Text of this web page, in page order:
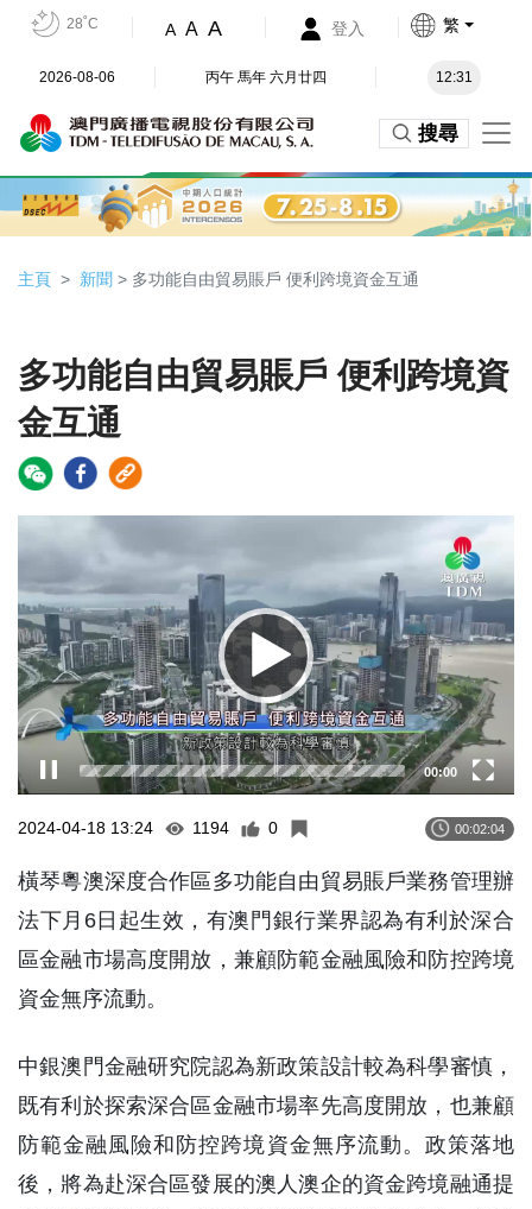
28˚C A A A 登入 繁
2026-08-06 丙午 馬年 六月廿四 12:31
搜尋
主頁 新聞 > 多功能自由貿易賬戶 便利跨境資金互通
多功能自由貿易賬戶 便利跨境資
金互通
Player
00:00
2024-04-18 13:24 1194 0 00:02:04
橫琴粵澳深度合作區多功能自由貿易賬戶業務管理辦
法下月6日起生效，有澳門銀行業界認為有利於深合
區金融市場高度開放，兼顧防範金融風險和防控跨境
資金無序流動。
中銀澳門金融研究院認為新政策設計較為科學審慎，
既有利於探索深合區金融市場率先高度開放，也兼顧
防範金融風險和防控跨境資金無序流動。政策落地
後，將為赴深合區發展的澳人澳企的資金跨境融通提